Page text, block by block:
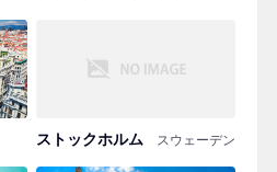
ストックホルム スウェーデン